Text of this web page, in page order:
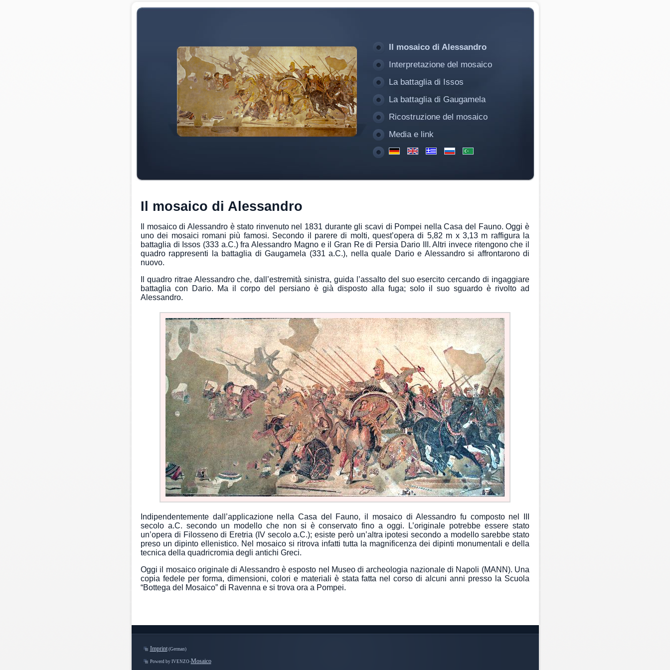
Il mosaico di Alessandro
Interpretazione del mosaico
La battaglia di Issos
La battaglia di Gaugamela
Ricostruzione del mosaico
Media e link
Il mosaico di Alessandro
Il mosaico di Alessandro è stato rinvenuto nel 1831 durante gli scavi di Pompei nella Casa del Fauno. Oggi è
uno dei mosaici romani più famosi. Secondo il parere di molti, quest’opera di 5,82 m x 3,13 m raffigura la
battaglia di Issos (333 a.C.) fra Alessandro Magno e il Gran Re di Persia Dario III. Altri invece ritengono che il
quadro rappresenti la battaglia di Gaugamela (331 a.C.), nella quale Dario e Alessandro si affrontarono di
nuovo.
Il quadro ritrae Alessandro che, dall’estremità sinistra, guida l’assalto del suo esercito cercando di ingaggiare
battaglia con Dario. Ma il corpo del persiano è già disposto alla fuga; solo il suo sguardo è rivolto ad
Alessandro.
Indipendentemente dall’applicazione nella Casa del Fauno, il mosaico di Alessandro fu composto nel III
secolo a.C. secondo un modello che non si è conservato fino a oggi. L’originale potrebbe essere stato
un’opera di Filosseno di Eretria (IV secolo a.C.); esiste però un’altra ipotesi secondo a modello sarebbe stato
preso un dipinto ellenistico. Nel mosaico si ritrova infatti tutta la magnificenza dei dipinti monumentali e della
tecnica della quadricromia degli antichi Greci.
Oggi il mosaico originale di Alessandro è esposto nel Museo di archeologia nazionale di Napoli (MANN). Una
copia fedele per forma, dimensioni, colori e materiali è stata fatta nel corso di alcuni anni presso la Scuola
“Bottega del Mosaico” di Ravenna e si trova ora a Pompei.
Imprint(German)
Powerd by IVENZO-Mosaico